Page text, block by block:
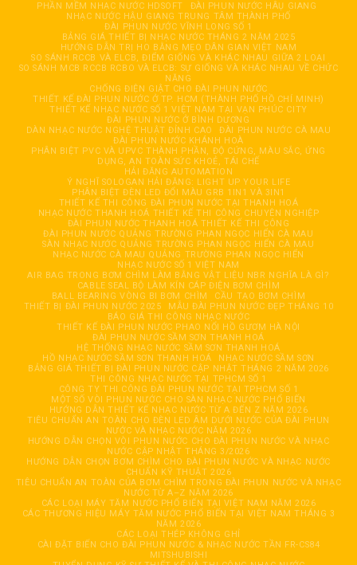
PHẦN MỀM NHẠC NƯỚC HDSOFT
ĐÀI PHUN NƯỚC HÂỤ GIANG
NHẠC NƯỚC HẬU GIANG TRUNG TÂM THÀNH PHỐ
ĐÀI PHUN NƯỚC VĨNH LONG SỐ 1
BẢNG GIÁ THIẾT BỊ NHẠC NƯỚC THÁNG 2 NĂM 2025
HƯỚNG DẪN TRỊ HO BẰNG MẸO DÂN GIAN VIỆT NAM
SO SÁNH RCCB VÀ ELCB, ĐIỂM GIỐNG VÀ KHÁC NHAU GIỮA 2 LOẠI
SO SÁNH MCB RCCB RCBO VÀ ELCB: SỰ GIỐNG VÀ KHÁC NHAU VỀ CHỨC
NĂNG
CHỐNG ĐIỆN GIẬT CHO ĐÀI PHUN NƯỚC
THIẾT KẾ ĐÀI PHUN NƯỚC Ở TP. HCM (THÀNH PHỐ HỒ CHÍ MINH)
THIẾT KẾ NHẠC NƯỚC SỐ 1 VIỆT NAM TẠI VẠN PHÚC CITY
ĐÀI PHUN NƯỚC Ở BÌNH DƯƠNG
DÀN NHẠC NƯỚC NGHỆ THUẬT ĐỈNH CAO
ĐÀI PHUN NƯỚC CÀ MAU
ĐÀI PHUN NƯỚC KHÁNH HOÀ
PHÂN BIỆT PVC VÀ UPVC THÀNH PHẦN, ĐỘ CỨNG, MÀU SẮC, ỨNG
DỤNG, AN TOÀN SỨC KHOẺ, TÁI CHẾ
HẢI ĐĂNG AUTOMATION
Ý NGHĨ SOLOGAN HẢI ĐĂNG: LIGHT UP YOUR LIFE
PHÂN BIỆT ĐÈN LED ĐỔI MÀU GRB 1IN1 VÀ 3IN1
THIẾT KẾ THI CÔNG ĐÀI PHUN NƯỚC TẠI THANH HOÁ
NHẠC NƯỚC THANH HOÁ THIẾT KẾ THI CÔNG CHUYÊN NGHIỆP
ĐÀI PHUN NƯỚC THANH HOÁ THIẾT KẾ THI CÔNG
ĐÀI PHUN NƯỚC QUẢNG TRƯỜNG PHAN NGỌC HIỂN CÀ MAU
SÀN NHẠC NƯỚC QUẢNG TRƯỜNG PHAN NGỌC HIỂN CÀ MAU
NHẠC NƯỚC CÀ MAU QUẢNG TRƯỜNG PHAN NGỌC HIỂN
NHẠC NƯỚC SỐ 1 VIỆT NAM
AIR BAG TRONG BƠM CHÌM LÀM BẰNG VẬT LIỆU NBR NGHĨA LÀ GÌ?
CABLE SEAL BỘ LÀM KÍN CÁP ĐIỆN BƠM CHÌM
BALL BEARING VÒNG BI BƠM CHÌM
CẦU TẠO BƠM CHÌM
THIẾT BỊ ĐÀI PHUN NƯỚC 2025
MẪU ĐÀI PHUN NƯỚC ĐẸP THÁNG 10
BÁO GIÁ THI CÔNG NHẠC NƯỚC
THIẾT KẾ ĐÀI PHUN NƯỚC PHAO NỔI HỒ GƯƠM HÀ NỘI
ĐÀI PHUN NƯỚC SẦM SƠN THANH HOÁ
HỆ THỐNG NHẠC NƯỚC SẦM SƠN THANH HOÁ
HỒ NHẠC NƯỚC SẦM SƠN THANH HOÁ
NHẠC NƯỚC SẦM SƠN
BẢNG GIÁ THIẾT BỊ ĐÀI PHUN NƯỚC CẬP NHẬT THÁNG 2 NĂM 2026
THI CÔNG NHẠC NƯỚC TẠI TPHCM SỐ 1
CÔNG TY THI CÔNG ĐÀI PHUN NƯỚC TẠI TPHCM SỐ 1
MỘT SỐ VÒI PHUN NƯỚC CHO SÀN NHẠC NƯỚC PHỔ BIẾN
HƯỚNG DẪN THIẾT KẾ NHẠC NƯỚC TỪ A ĐẾN Z NĂM 2026
TIÊU CHUẨN AN TOÀN CHO ĐÈN LED ÂM DƯỚI NƯỚC CỦA ĐÀI PHUN
NƯỚC VÀ NHẠC NƯỚC NĂM 2026
HƯỚNG DẪN CHỌN VÒI PHUN NƯỚC CHO ĐÀI PHUN NƯỚC VÀ NHẠC
NƯỚC CẬP NHẬT THÁNG 3/2026
HƯỚNG DẪN CHỌN BƠM CHÌM CHO ĐÀI PHUN NƯỚC VÀ NHẠC NƯỚC
CHUẨN KỸ THUẬT 2026
TIÊU CHUẨN AN TOÀN CỦA BƠM CHÌM TRONG ĐÀI PHUN NƯỚC VÀ NHẠC
NƯỚC TỪ A–Z NĂM 2026
CÁC LOẠI MÁY TĂM NƯỚC PHỔ BIẾN TẠI VIỆT NAM NĂM 2026
CÁC THƯƠNG HIỆU MÁY TĂM NƯỚC PHỔ BIẾN TẠI VIỆT NAM THÁNG 3
NĂM 2026
CÁC LOẠI THÉP KHÔNG GHỈ
CÀI ĐẶT BIẾN CHO ĐÀI PHUN NƯỚC & NHẠC NƯỚC TẦN FR-CS84
MITSHUBISHI